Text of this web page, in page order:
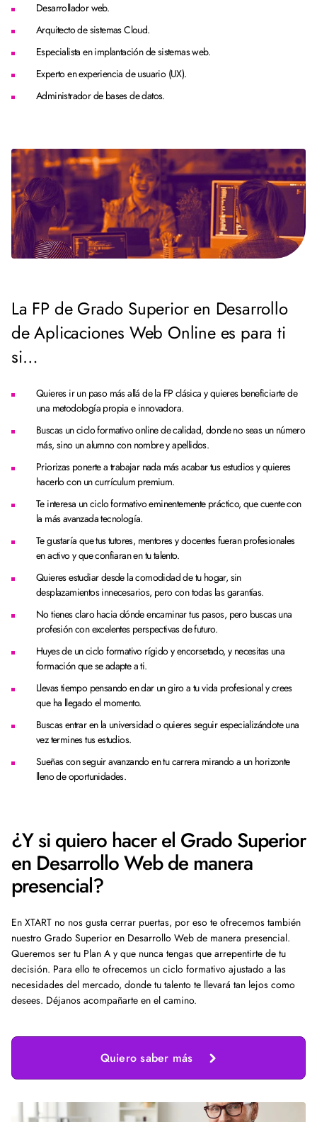
Desarrollador web.
Arquitecto de sistemas Cloud.
Especialista en implantación de sistemas web.
Experto en experiencia de usuario (UX).
Administrador de bases de datos.
La FP de Grado Superior en Desarrollo
de Aplicaciones Web Online es para ti
si…
Quieres ir un paso más allá de la FP clásica y quieres beneficiarte de
una metodología propia e innovadora.
Buscas un ciclo formativo online de calidad, donde no seas un número
más, sino un alumno con nombre y apellidos.
Priorizas ponerte a trabajar nada más acabar tus estudios y quieres
hacerlo con un currículum premium.
Te interesa un ciclo formativo eminentemente práctico, que cuente con
la más avanzada tecnología.
Te gustaría que tus tutores, mentores y docentes fueran profesionales
en activo y que confiaran en tu talento.
Quieres estudiar desde la comodidad de tu hogar, sin
desplazamientos innecesarios, pero con todas las garantías.
No tienes claro hacia dónde encaminar tus pasos, pero buscas una
profesión con excelentes perspectivas de futuro.
Huyes de un ciclo formativo rígido y encorsetado, y necesitas una
formación que se adapte a ti.
Llevas tiempo pensando en dar un giro a tu vida profesional y crees
que ha llegado el momento.
Buscas entrar en la universidad o quieres seguir especializándote una
vez termines tus estudios.
Sueñas con seguir avanzando en tu carrera mirando a un horizonte
lleno de oportunidades.
¿Y si quiero hacer el Grado Superior
en Desarrollo Web de manera
presencial?
En XTART no nos gusta cerrar puertas, por eso te ofrecemos también
nuestro Grado Superior en Desarrollo Web de manera presencial.
Queremos ser tu Plan A y que nunca tengas que arrepentirte de tu
decisión. Para ello te ofrecemos un ciclo formativo ajustado a las
necesidades del mercado, donde tu talento te llevará tan lejos como
desees. Déjanos acompañarte en el camino.
Quiero saber más